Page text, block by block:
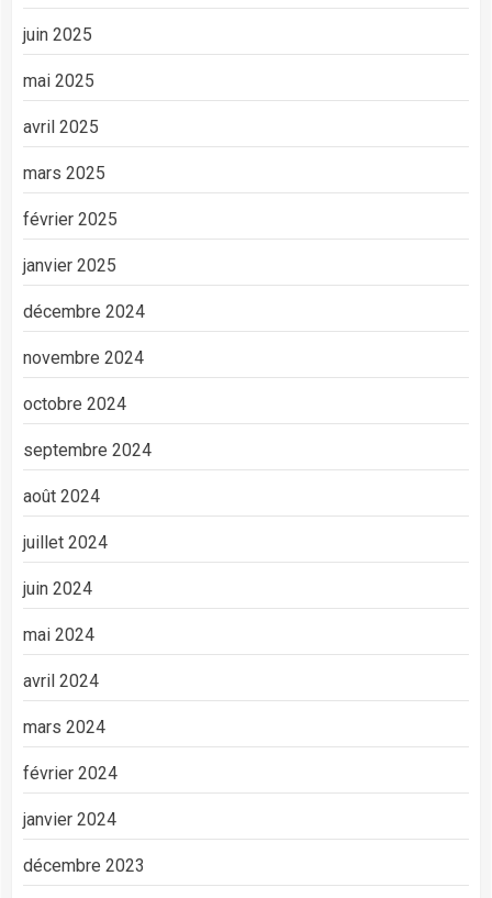
juin 2025
mai 2025
avril 2025
mars 2025
février 2025
janvier 2025
décembre 2024
novembre 2024
octobre 2024
septembre 2024
août 2024
juillet 2024
juin 2024
mai 2024
avril 2024
mars 2024
février 2024
janvier 2024
décembre 2023